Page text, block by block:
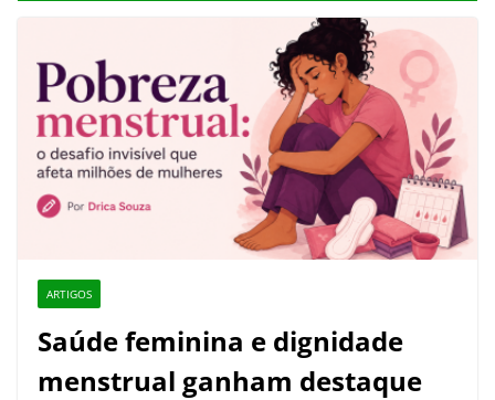
ARTIGOS
Saúde feminina e dignidade
menstrual ganham destaque